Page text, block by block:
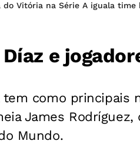
do Vitória na Série A iguala time
e
como principais
James
Mundo.